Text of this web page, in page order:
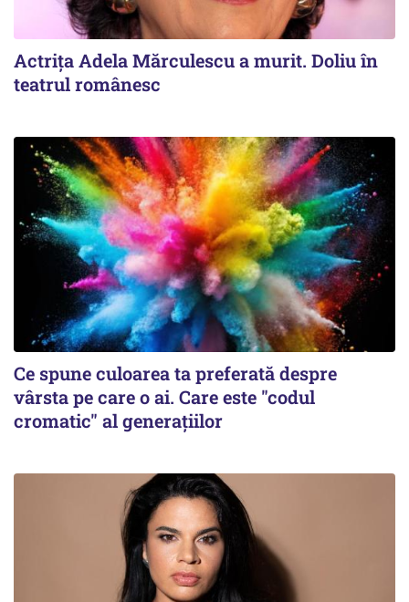
Actrița Adela Mărculescu a murit. Doliu în
teatrul românesc
Ce spune culoarea ta preferată despre
vârsta pe care o ai. Care este "codul
cromatic" al generațiilor